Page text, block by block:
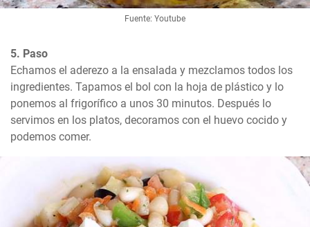
Fuente: Youtube
5. Paso
Echamos el aderezo a la ensalada y mezclamos todos los
ingredientes. Tapamos el bol con la hoja de plástico y lo
ponemos al frigorífico a unos 30 minutos. Después lo
servimos en los platos, decoramos con el huevo cocido y
podemos comer.